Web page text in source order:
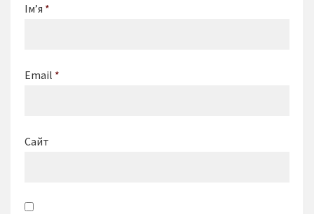
Ім’я *
Email *
Сайт